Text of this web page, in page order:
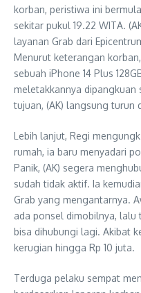
korban, peristiwa ini
sekitar pukul 19.22 WITA.
layanan Grab dari
Menurut keterangan
sebuah iPhone 14 Plus
meletakkannya dipangkuan
tujuan, (AK) langsung turun
Lebih lanjut, Regi
rumah, ia baru menyadari
Panik, (AK) segera
sudah tidak aktif. Ia
Grab yang mengantarnya.
ada ponsel dimobilnya,
bisa dihubungi lagi. Akibat
kerugian hingga Rp 10 juta.
Terduga pelaku sempat